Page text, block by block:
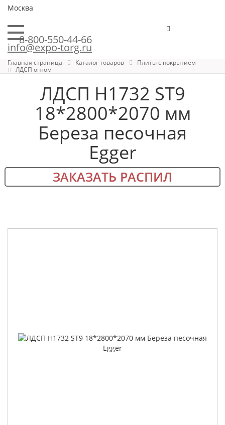
Москва
8-800-550-44-66
info@expo-torg.ru
Главная страница Каталог товаров
Плиты с покрытием
ЛДСП оптом
ЛДСП H1732 ST9
18*2800*2070 мм
Береза песочная
Egger
ЗАКАЗАТЬ РАСПИЛ